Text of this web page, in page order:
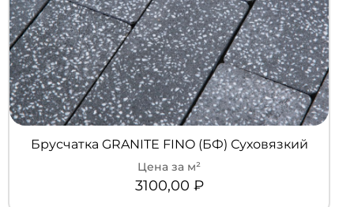
Брусчатка GRANITE FINO (БФ) Суховязкий
3100,00 ₽